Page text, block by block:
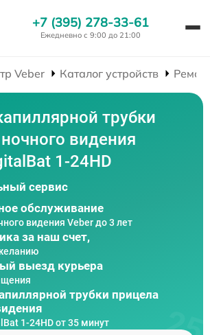
+7 (395) 278-33-61
Ежедневно с 9:00 до 21:00
Veber Каталог устройств
трубки
видения
1-24HD
сервис
обслуживание
видения Veber до 3 лет
за наш счет,
выезд курьера
трубки прицела
1-24HD от 35 минут